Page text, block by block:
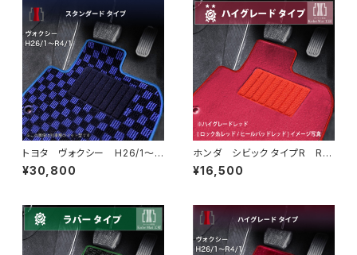
プ bz4x
トヨタ ヴォクシー H26/1〜R
4/1 80系 ステップマット付
フロアマット一式 カーマット
¥30,800
ホンダ シビック タイプR R4/
9〜 FL5 フロアマット一式
カーマット ハイグレードタイプ
¥16,500